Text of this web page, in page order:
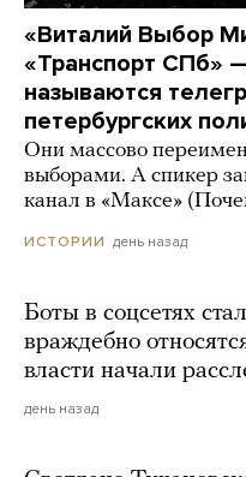
«Виталий Выбор
«Транспорт СПб»
называются
петербургских
Они массово
выборами. А спикер
канал в «Максе»
ИСТОРИИ день назад
Боты в соцсетях
враждебно
власти начали
день назад